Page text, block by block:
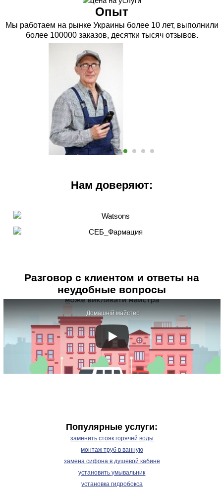
Опыт
Мы работаем на рынке Украины более 10 лет, выполнили
более 100000 заказов, десятки тысяч отзывов.
Нам доверяют:
Разговор с клиентом и ответы на
неудобные вопросы
Домашній майстер
Популярные услуги:
заменить стояк горячей воды
монтаж труб в ванную
замена сифона в душевой кабине
установить умывальник
установка гидробокса